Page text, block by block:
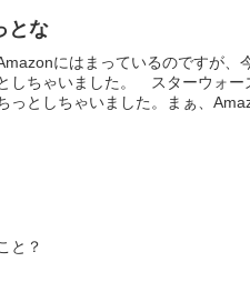
とな
にはまっているのですが、
しちゃいました。 スターウォー
っとしちゃいました。まぁ、
と？